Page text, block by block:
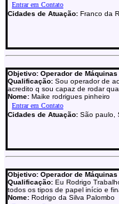
Cidades de Atuação: Franco da
Objetivo: Operador de
Qualificação: Sou operador de
acredito q sou capaz de rodar
Nome: Maike rodrigues pinheiro
Cidades de Atuação: São paulo,
Objetivo: Operador de
Qualificação: Eu Rodrigo
todos os tipos de papel início e
Nome: Rodrigo da Silva Palombo